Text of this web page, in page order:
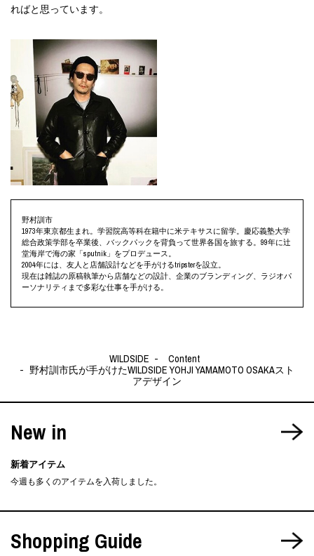
ればと思っています。
野村訓市
1973年東京都生まれ。学習院高等科在籍中に米テキサスに留学。慶応義塾大学
総合政策学部を卒業後、バックパックを背負って世界各国を旅する。99年に辻
堂海岸で海の家「sputnik」をプロデュース。
2004年には、友人と店舗設計などを手がけるtripsterを設立。
現在は雑誌の原稿執筆から店舗などの設計、企業のブランディング、ラジオパ
ーソナリティまで多彩な仕事を手がける。
WILDSIDE
Content
野村訓市氏が手がけたWILDSIDE YOHJI YAMAMOTO OSAKAスト
アデザイン
New in
新着アイテム
今週も多くのアイテムを入荷しました。
Shopping Guide